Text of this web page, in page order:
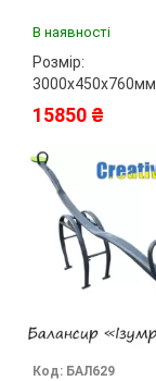
В наявності
Розмір:
3000х450х760мм
15850 ₴
Код: БАЛ629